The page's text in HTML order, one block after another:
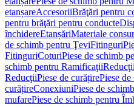
etanșareAccesoriiBrăţări pentru
pentru brăţări pentru conducte
închidereEtanșăriMateriale
de schimb pentru ŢeviFitinguri
FitinguriCoturiPiese de schimb
schimb pentru RamificaţiiReducţii
ReducţiiPiese de curățirePiese
curățireConexiuniPiese de
mufarePiese de schimb pentru